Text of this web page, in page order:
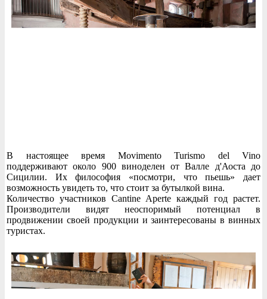
В настоящее время Movimento Turismo del Vino
поддерживают около 900 виноделен от Валле д'Аоста до
Сицилии. Их философия «посмотри, что пьешь» дает
возможность увидеть то, что стоит за бутылкой вина.
Количество участников Cantine Aperte каждый год растет.
Производители видят неоспоримый потенциал в
продвижении своей продукции и заинтересованы в винных
туристах.